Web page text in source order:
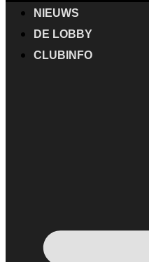
NIEUWS
DE LOBBY
CLUBINFO